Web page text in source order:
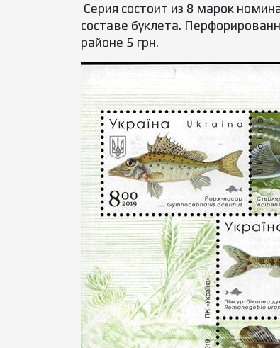
Серия состоит из 8 марок
составе буклета.
районе 5 грн.